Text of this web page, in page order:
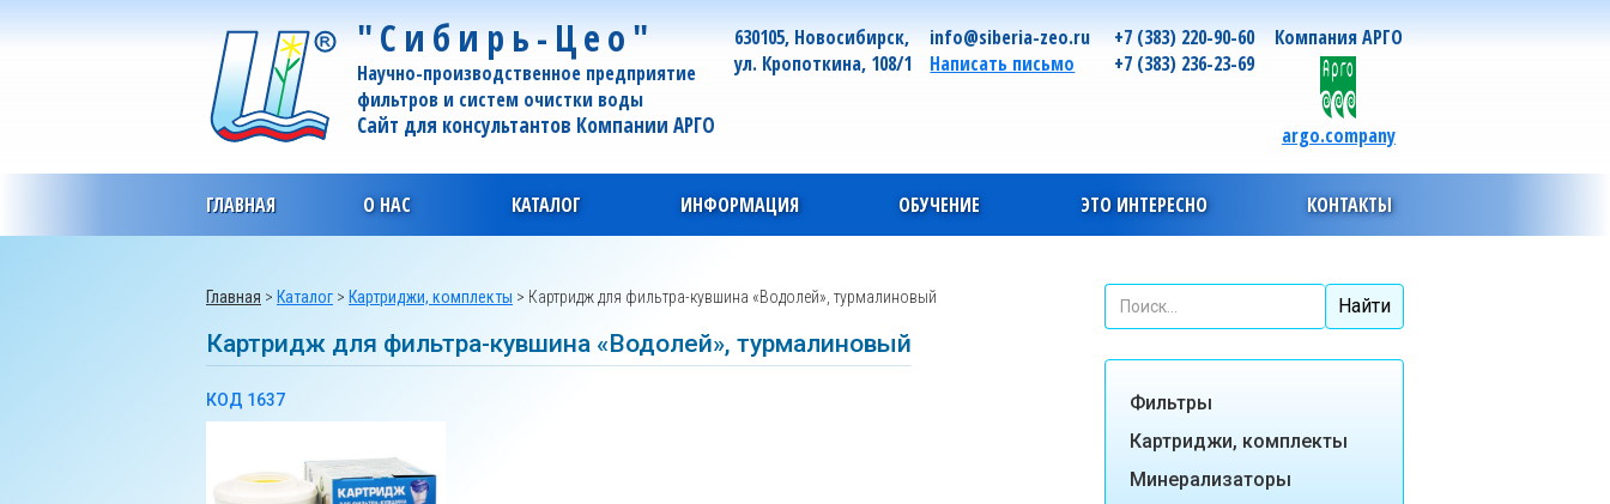
"Сибирь-Цео"
Научно-производственное предприятие
фильтров и систем очистки воды
Сайт для консультантов Компании АРГО
630105, Новосибирск,
ул. Кропоткина, 108/1
info@siberia-zeo.ru
Написать письмо
+7 (383) 220-90-60
+7 (383) 236-23-69
Компания АРГО
argo.company
ГЛАВНАЯ О НАС КАТАЛОГ ИНФОРМАЦИЯ ОБУЧЕНИЕ ЭТО ИНТЕРЕСНО КОНТАКТЫ
Главная > Каталог > Картриджи, комплекты > Картридж для фильтра-кувшина «Водолей», турмалиновый
Картридж для фильтра-кувшина «Водолей», турмалиновый
КОД 1637
Фильтры
Картриджи, комплекты
Минерализаторы